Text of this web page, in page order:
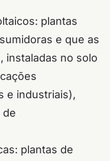
plantas
e que as
instaladas no solo
e industriais),
de
plantas de